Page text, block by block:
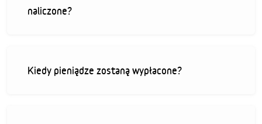
naliczone?
Kiedy pieniądze zostaną wypłacone?